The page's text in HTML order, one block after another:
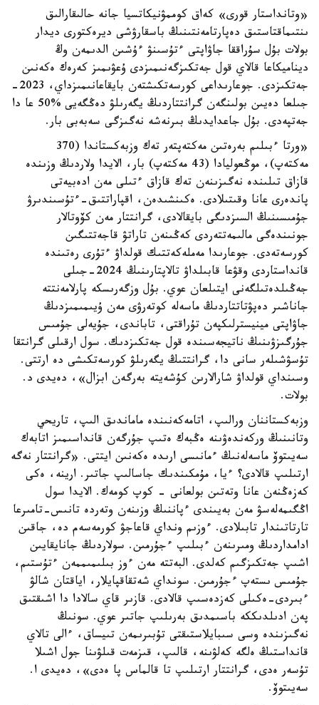
«وتانداستار قورى» كەاق كوممۋنيكاتسيا جانە حالىقارالىق
ىنتىماقتاستىق دەپارتامەنتىنىڭ باسقارۋشى ديرەكتورى ديدار
بولات بۇل سۇراققا جاۋاپتى ءتۇسىنۋ ءۇشىن الدىمەن وڭ
ديناميكاعا قالاي قول جەتكىزگەنىمىزدى ۇعۋىمىز كەرەك ەكەنىن
جەتكىزدى. جوعارىداعى كورسەتكىشتەن بايقاعانىمىزداي، 2023-
جىلعا دەيىن بولىنگەن گرانتتاردىڭ يگەرىلۋ دەڭگەيى %50 عا دا
جەتپەدى. بۇل جاعدايدىڭ بىرنەشە نەگىزگى سەبەبى بار.
«ورتا ءبىلىم بەرەتىن مەكتەپتەر تەك وزبەكستاندا (370
مەكتەپ)، موڭعوليادا (43 مەكتەپ) بار، الايدا ولاردىڭ وزىندە
قازاق تىلىندە نەگىزىنەن تەك قازاق ءتىلى مەن ادەبيەتى
پاندەرى عانا وقىتىلادى. ەكىنشىدەن، اقپاراتتىق-ءتۇسىندىرۋ
جۇمىسىنىڭ السىزدىگى بايقالادى، گرانتتار مەن كۆوتالار
جونىندەگى مالىمەتتەردى كەڭىنەن تاراتۋ قاجەتتىگىن
كورسەتەدى. جوعارىدا مەملەكەتتىك قولداۋ ءتۇرى رەتىندە
قانداستاردى وقۋعا قابىلداۋ تالاپتارىنىڭ 2024-جىلى
جەڭىلدەتىلگەنى ايتىلعان عوي. بۇل وزگەرىسكە پارلامەنتتە
جاناشىر دەپۋتاتتاردىڭ ماسەلە كوتەرۋى مەن ۇيىمىمىزدىڭ
جاۋاپتى مينيسترلىكپەن تۇراقتى، تاباندى، جۇيەلى جۇمىس
جۇرگىزۋىنىڭ ناتيجەسىندە قول جەتكىزدىك. سول ارقىلى گرانتقا
تۇسۋشىلەر سانى دا، گرانتتىڭ يگەرىلۋ كورسەتكىشى دە ارتتى.
وسىنداي قولداۋ شارالارىن كۇشەيتە بەرگەن ابزال»، دەيدى د.
بولات.
وزبەكستاننان ورالىپ، اتامەكەنىندە ماماندىق الىپ، تاريحي
وتانىنىڭ وركەندەۋىنە ەڭبەك ەتىپ جۇرگەن قانداسىمىز اتابەك
سەيىتوۆ ماسەلەنىڭ ءمانىسى ارىدە ەكەنىن ايتتى. «گرانتتار نەگە
ارتىلىپ قالادى؟ ءيا، مۇمكىندىك جاسالىپ جاتىر. ارينە، ەكى
كەزەڭنەن عانا وتەتىن بولعانى - كوپ كومەك. الايدا سول
اڭگىمەلەسۋ مەن بەيىندى ءپاننىڭ وزىنەن وتەردە تانىس-تامىرعا
تارتاتىندار تابىلادى. ءوزىم ونداي قاعاجۋ كورمەسەم دە، جاقىن
ادامداردىڭ ومىرىنەن ءبىلىپ ءجۇرمىن. سولاردىڭ جانايقايىن
اشىپ جەتكىزگىم كەلدى. البەتتە مەن ءوز بىلىمىممەن ءتۇستىم،
جۇمىس ىستەپ ءجۇرمىن. سونداي شەتقاقپايلار، اياقتان شالۋ
ءبىردى-ەكىلى كەزدەسىپ قالادى. قازىر قاي سالادا دا اشىقتىق
پەن ادىلدىككە باسىمدىق بەرىلىپ جاتىر عوي. سونىڭ
نەگىزىندە وسى سىبايلاستىقتى تۇبىرىمەن تىيساق، ءالى تالاي
قانداستىڭ ەلگە كەلۋىنە، قالىپ، قىزمەت قىلۋىنا جول اشىلا
تۇسەر ەدى، گرانتتار ارتىلىپ تا قالماس پا ەدى»، دەيدى ا.
سەيىتوۆ.